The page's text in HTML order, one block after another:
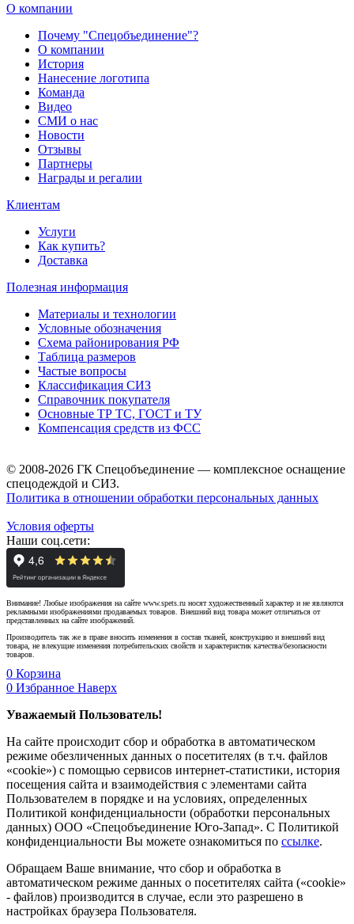
О компании
Почему "Спецобъединение"?
О компании
История
Нанесение логотипа
Команда
Видео
СМИ о нас
Новости
Отзывы
Партнеры
Награды и регалии
Клиентам
Услуги
Как купить?
Доставка
Полезная информация
Материалы и технологии
Условные обозначения
Схема районирования РФ
Таблица размеров
Частые вопросы
Классификация СИЗ
Справочник покупателя
Основные ТР ТС, ГОСТ и ТУ
Компенсация средств из ФСС
© 2008-2026 ГК Спецобъединение — комплексное оснащение
спецодеждой и СИЗ.
Политика в отношении обработки персональных данных
Условия оферты
Наши соц.сети:
Внимание! Любые изображения на сайте www.spets.ru носят художественный характер и не являются
рекламными изображениями продаваемых товаров. Внешний вид товара может отличаться от
представленных на сайте изображений.
Производитель так же в праве вносить изменения в состав тканей, конструкцию и внешний вид
товара, не влекущие изменения потребительских свойств и характеристик качества/безопасности
товаров.
0 Корзина
0 Избранное Наверх
Уважаемый Пользователь!
На сайте происходит сбор и обработка в автоматическом
режиме обезличенных данных о посетителях (в т.ч. файлов
«cookie») с помощью сервисов интернет-статистики, история
посещения сайта и взаимодействия с элементами сайта
Пользователем в порядке и на условиях, определенных
Политикой конфиденциальности (обработки персональных
данных) ООО «Спецобъединение Юго-Запад». С Политикой
конфиденциальности Вы можете ознакомиться по ссылке.
Обращаем Ваше внимание, что сбор и обработка в
автоматическом режиме данных о посетителях сайта («cookie»
- файлов) производится в случае, если это разрешено в
настройках браузера Пользователя.